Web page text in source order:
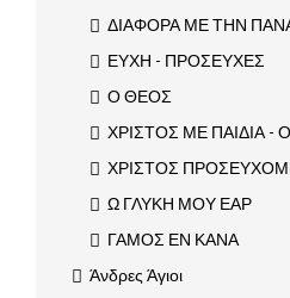
ΔΙΑΦΟΡΑ ΜΕ ΤΗΝ
ΕΥΧΗ - ΠΡΟΣΕΥΧΕΣ
Ο ΘΕΟΣ
ΧΡΙΣΤΟΣ ΜΕ ΠΑΙΔΙΑ -
ΧΡΙΣΤΟΣ
Ω ΓΛΥΚΗ ΜΟΥ ΕΑΡ
ΓΑΜΟΣ ΕΝ ΚΑΝΑ
Άνδρες Άγιοι